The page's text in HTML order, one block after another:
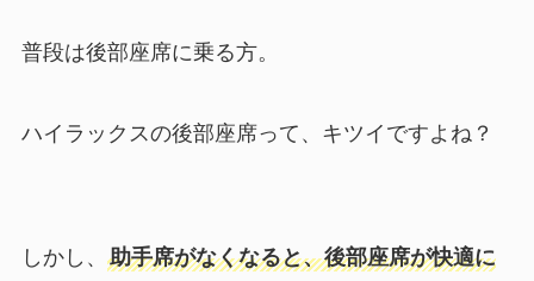
普段は後部座席に乗る方。
ハイラックスの後部座席って、キツイですよね？
しかし、 助手席がなくなると、後部座席が快適に